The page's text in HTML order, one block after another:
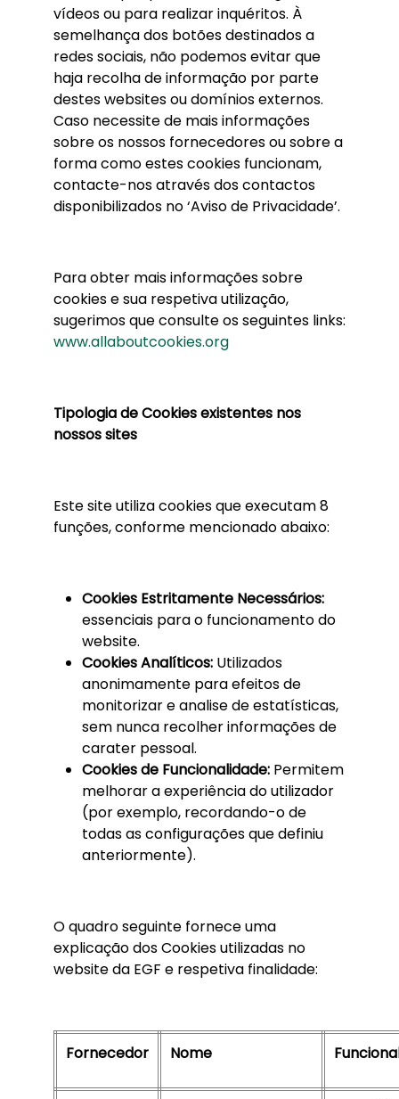
vídeos ou para realizar inquéritos. À
semelhança dos botões destinados a
redes sociais, não podemos evitar que
haja recolha de informação por parte
destes websites ou domínios externos.
Caso necessite de mais informações
sobre os nossos fornecedores ou sobre a
forma como estes cookies funcionam,
contacte-nos através dos contactos
disponibilizados no ‘Aviso de Privacidade’.
Para obter mais informações sobre
cookies e sua respetiva utilização,
sugerimos que consulte os seguintes links:
www.allaboutcookies.org
Tipologia de Cookies existentes nos
nossos sites
Este site utiliza cookies que executam 8
funções, conforme mencionado abaixo:
Cookies Estritamente Necessários:
essenciais para o funcionamento do
website.
Cookies Analíticos: Utilizados
anonimamente para efeitos de
monitorizar e analise de estatísticas,
sem nunca recolher informações de
carater pessoal.
Cookies de Funcionalidade: Permitem
melhorar a experiência do utilizador
(por exemplo, recordando-o de
todas as configurações que definiu
anteriormente).
O quadro seguinte fornece uma
explicação dos Cookies utilizadas no
website da EGF e respetiva finalidade:
Fornecedor Nome